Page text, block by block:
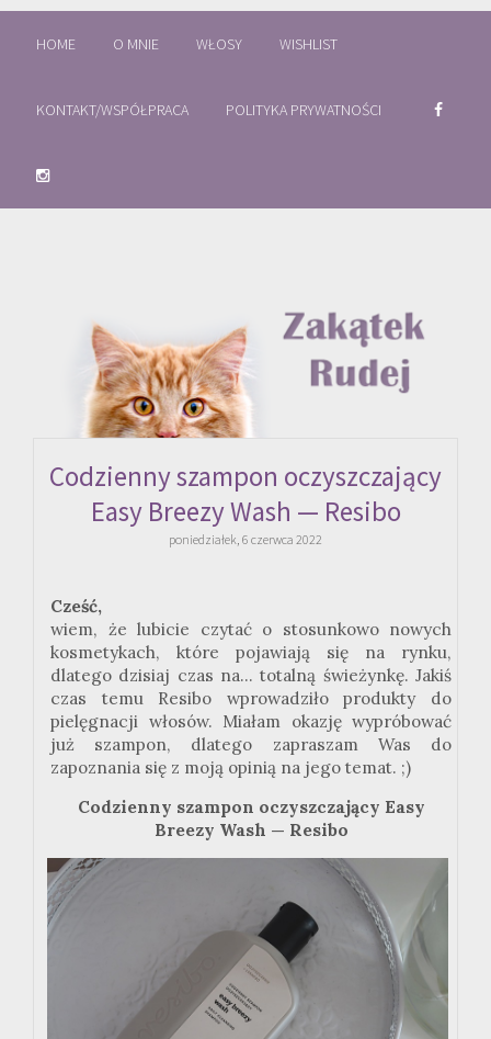
HOME O MNIE WŁOSY WISHLIST
KONTAKT/WSPÓŁPRACA POLITYKA PRYWATNOŚCI
Codzienny szampon oczyszczający
Easy Breezy Wash — Resibo
poniedziałek, 6 czerwca 2022
Cześć,
wiem, że lubicie czytać o stosunkowo nowych
kosmetykach, które pojawiają się na rynku,
dlatego dzisiaj czas na... totalną świeżynkę. Jakiś
czas temu Resibo wprowadziło produkty do
pielęgnacji włosów. Miałam okazję wypróbować
już szampon, dlatego zapraszam Was do
zapoznania się z moją opinią na jego temat. ;)
Codzienny szampon oczyszczający Easy
Breezy Wash — Resibo